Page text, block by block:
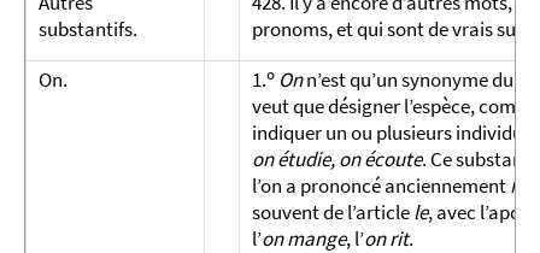
substantifs.
pronoms, et qui sont de vrais
On.
1.o Onn’est qu’un synonyme du
veut que désigner l’espèce,
indiquer un ou plusieurs
on étudie, on écoute. Ce
l’on a prononcé anciennement
souvent de l’articlele, avec
l’on mange, l’on rit.